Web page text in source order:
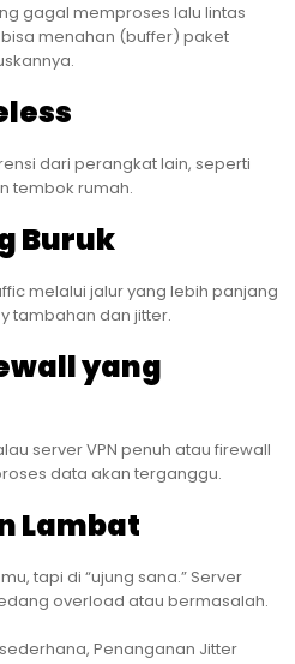
gagal memproses lalu lintas
menahan (buffer) paket
dari perangkat lain, seperti
tembok rumah.
Buruk
melalui jalur yang lebih panjang
tambahan dan jitter.
yang
server VPN penuh atau firewall
data akan terganggu.
Lambat
tapi di “ujung sana.” Server
overload atau bermasalah.
Penanganan Jitter